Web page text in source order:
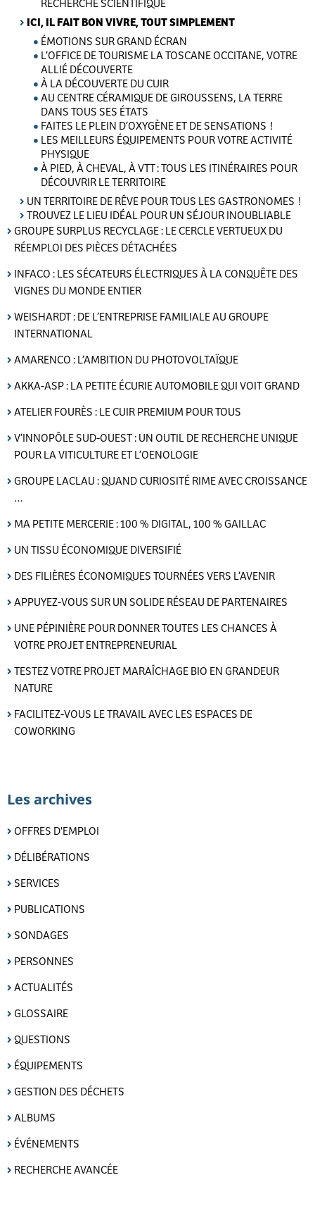
ICI, IL FAIT BON VIVRE, TOUT SIMPLEMENT
ÉMOTIONS SUR GRAND ÉCRAN
L’OFFICE DE TOURISME LA TOSCANE OCCITANE, VOTRE
ALLIÉ DÉCOUVERTE
À LA DÉCOUVERTE DU CUIR
AU CENTRE CÉRAMIQUE DE GIROUSSENS, LA TERRE
DANS TOUS SES ÉTATS
FAITES LE PLEIN D’OXYGÈNE ET DE SENSATIONS !
LES MEILLEURS ÉQUIPEMENTS POUR VOTRE ACTIVITÉ
PHYSIQUE
À PIED, À CHEVAL, À VTT : TOUS LES ITINÉRAIRES POUR
DÉCOUVRIR LE TERRITOIRE
UN TERRITOIRE DE RÊVE POUR TOUS LES GASTRONOMES !
TROUVEZ LE LIEU IDÉAL POUR UN SÉJOUR INOUBLIABLE
GROUPE SURPLUS RECYCLAGE : LE CERCLE VERTUEUX DU
RÉEMPLOI DES PIÈCES DÉTACHÉES
INFACO : LES SÉCATEURS ÉLECTRIQUES À LA CONQUÊTE DES
VIGNES DU MONDE ENTIER
WEISHARDT : DE L’ENTREPRISE FAMILIALE AU GROUPE
INTERNATIONAL
AMARENCO : L’AMBITION DU PHOTOVOLTAÏQUE
AKKA-ASP : LA PETITE ÉCURIE AUTOMOBILE QUI VOIT GRAND
ATELIER FOURÈS : LE CUIR PREMIUM POUR TOUS
V’INNOPÔLE SUD-OUEST : UN OUTIL DE RECHERCHE UNIQUE
POUR LA VITICULTURE ET L’OENOLOGIE
GROUPE LACLAU : QUAND CURIOSITÉ RIME AVEC CROISSANCE
…
MA PETITE MERCERIE : 100 % DIGITAL, 100 % GAILLAC
UN TISSU ÉCONOMIQUE DIVERSIFIÉ
DES FILIÈRES ÉCONOMIQUES TOURNÉES VERS L’AVENIR
APPUYEZ-VOUS SUR UN SOLIDE RÉSEAU DE PARTENAIRES
UNE PÉPINIÈRE POUR DONNER TOUTES LES CHANCES À
VOTRE PROJET ENTREPRENEURIAL
TESTEZ VOTRE PROJET MARAÎCHAGE BIO EN GRANDEUR
NATURE
FACILITEZ-VOUS LE TRAVAIL AVEC LES ESPACES DE
COWORKING
Les archives
OFFRES D'EMPLOI
DÉLIBÉRATIONS
SERVICES
PUBLICATIONS
SONDAGES
PERSONNES
ACTUALITÉS
GLOSSAIRE
QUESTIONS
ÉQUIPEMENTS
GESTION DES DÉCHETS
ALBUMS
ÉVÉNEMENTS
RECHERCHE AVANCÉE